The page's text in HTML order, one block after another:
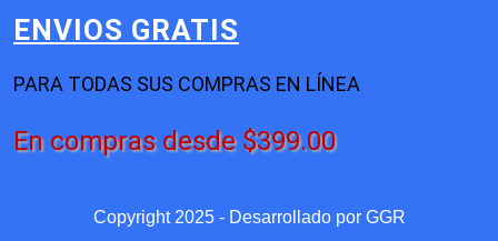
ENVIOS GRATIS
PARA TODAS SUS COMPRAS EN LÍNEA
En compras desde $399.00
Copyright 2025 - Desarrollado por GGR